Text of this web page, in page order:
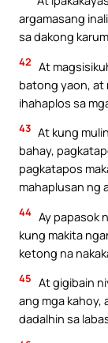
argamasang
sa dakong
42 At
batong yaon, at
ihahaplos sa
43 At kung
bahay,
pagkatapos
mahaplusan ng
44 Ay papasok
kung makita
ketong na
45 At gigibain
ang mga kahoy,
dadalhin sa